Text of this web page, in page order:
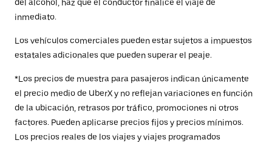
del alcohol, haz que el conductor finalice el viaje de
inmediato.
Los vehículos comerciales pueden estar sujetos a impuestos
estatales adicionales que pueden superar el peaje.
*Los precios de muestra para pasajeros indican únicamente
el precio medio de UberX y no reflejan variaciones en función
de la ubicación, retrasos por tráfico, promociones ni otros
factores. Pueden aplicarse precios fijos y precios mínimos.
Los precios reales de los viajes y viajes programados